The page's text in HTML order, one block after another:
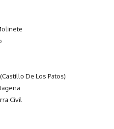
De Los Patos)
Civil